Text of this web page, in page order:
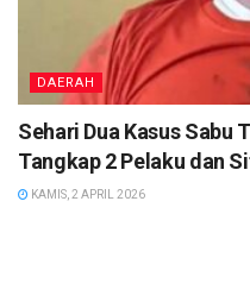
DAERAH
Sehari Dua Kasus Sabu
Tangkap 2 Pelaku dan
KAMIS, 2 APRIL 2026